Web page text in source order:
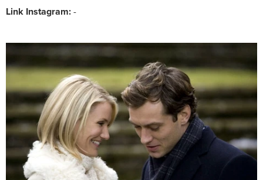
Link Instagram:-